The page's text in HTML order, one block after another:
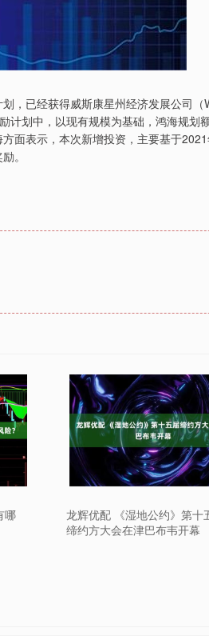
已经获得威斯康星州经济发展公司（
计划中，以现有规模为基础，鸿海规划
面表示，本次新增投资，主要基于
。
哪
龙辉优配 《湿地公约》第十
缔约方大会在津巴布韦开幕